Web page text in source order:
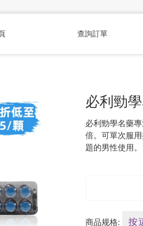
查詢訂單
必利勁
必利勁學名藥
倍。可單次服
題的男性使用。
商品规格: